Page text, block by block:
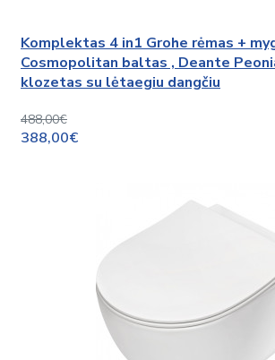
Komplektas 4 in1 Grohe rėmas +
Cosmopolitan baltas , Deante
klozetas su lėtaegiu dangčiu
488,00€
388,00€